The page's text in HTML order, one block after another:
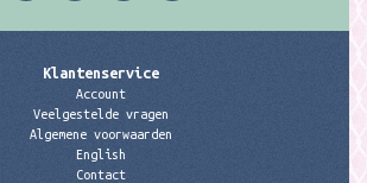
Klantenservice
Account
Veelgestelde vragen
Algemene voorwaarden
English
Contact